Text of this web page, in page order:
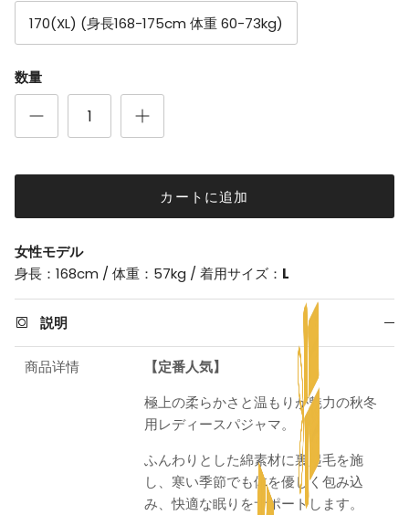
170(XL) (身長168-175cm 体重 60-73kg)
数量
カートに追加
女性モデル
身長：168cm / 体重：57kg / 着用サイズ： L
説明
商品详情 【定番人気】
極上の柔らかさと温もりが魅力の秋冬
用レディースパジャマ。
ふんわりとした綿素材に裏起毛を施
し、寒い季節でも体を優しく包み込
み、快適な眠りをサポートします。